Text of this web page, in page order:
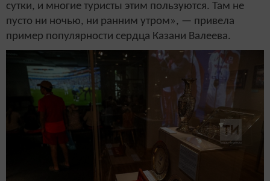
сутки, и многие туристы этим пользуются. Там не
пусто ни ночью, ни ранним утром», — привела
пример популярности сердца Казани Валеева.